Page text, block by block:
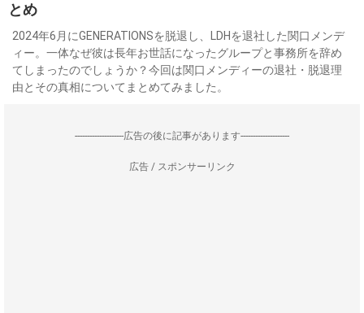
とめ
2024年6月にGENERATIONSを脱退し、LDHを退社した関口メンデ
ィー。一体なぜ彼は長年お世話になったグループと事務所を辞め
てしまったのでしょうか？今回は関口メンディーの退社・脱退理
由とその真相についてまとめてみました。
--------------------広告の後に記事があります--------------------
広告 / スポンサーリンク